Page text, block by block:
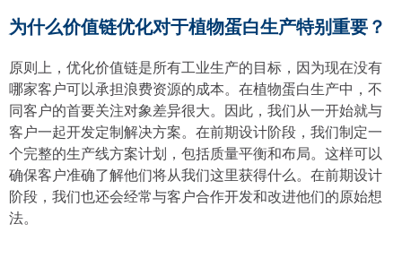
为什么价值链优化对于植物蛋白生产特别重要？
原则上，优化价值链是所有工业生产的目标，因为现在没有
哪家客户可以承担浪费资源的成本。在植物蛋白生产中，不
同客户的首要关注对象差异很大。因此，我们从一开始就与
客户一起开发定制解决方案。在前期设计阶段，我们制定一
个完整的生产线方案计划，包括质量平衡和布局。这样可以
确保客户准确了解他们将从我们这里获得什么。在前期设计
阶段，我们也还会经常与客户合作开发和改进他们的原始想
法。